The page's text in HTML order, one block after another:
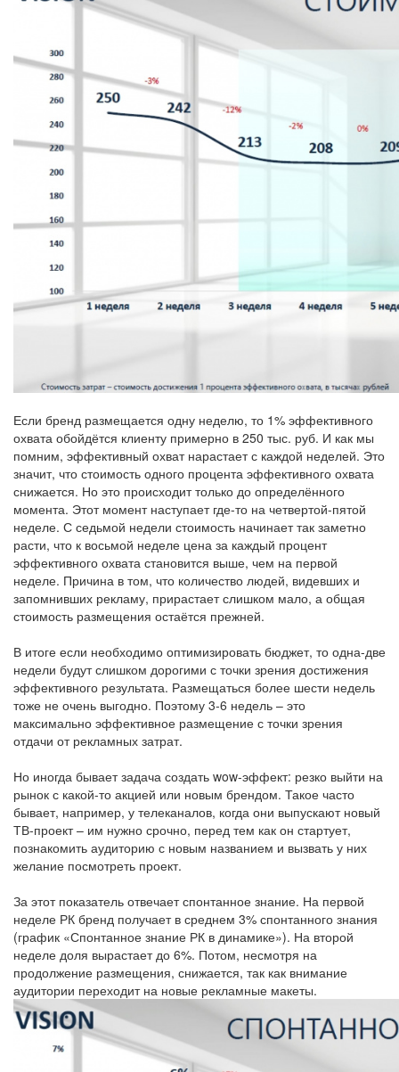
Если бренд размещается одну неделю, то 1% эффективного
охвата обойдётся клиенту примерно в 250 тыс. руб. И как мы
помним, эффективный охват нарастает с каждой неделей. Это
значит, что стоимость одного процента эффективного охвата
снижается. Но это происходит только до определённого
момента. Этот момент наступает где-то на четвертой-пятой
неделе. С седьмой недели стоимость начинает так заметно
расти, что к восьмой неделе цена за каждый процент
эффективного охвата становится выше, чем на первой
неделе. Причина в том, что количество людей, видевших и
запомнивших рекламу, прирастает слишком мало, а общая
стоимость размещения остаётся прежней.
В итоге если необходимо оптимизировать бюджет, то одна-две
недели будут слишком дорогими с точки зрения достижения
эффективного результата. Размещаться более шести недель
тоже не очень выгодно. Поэтому 3-6 недель – это
максимально эффективное размещение с точки зрения
отдачи от рекламных затрат.
Но иногда бывает задача создать wow-эффект: резко выйти на
рынок с какой-то акцией или новым брендом. Такое часто
бывает, например, у телеканалов, когда они выпускают новый
ТВ-проект – им нужно срочно, перед тем как он стартует,
познакомить аудиторию с новым названием и вызвать у них
желание посмотреть проект.
За этот показатель отвечает спонтанное знание. На первой
неделе РК бренд получает в среднем 3% спонтанного знания
(график «Спонтанное знание РК в динамике»). На второй
неделе доля вырастает до 6%. Потом, несмотря на
продолжение размещения, снижается, так как внимание
аудитории переходит на новые рекламные макеты.